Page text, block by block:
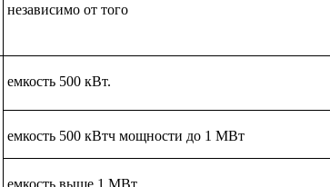
независимо от того
емкость 500 кВт.
емкость 500 кВтч мощности до 1 МВт
емкость выше 1 МВт